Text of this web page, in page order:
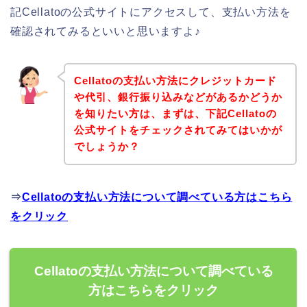
記Cellatoの公式サイトにアクセスして、支払い方法を
確認されてみるといいと思いますよ♪
Cellatoの支払い方法にクレジットカード
や代引、銀行振り込みなどがあるかどうか
を知りたい方は、まずは、下記Cellatoの
公式サイトをチェックされてみてはいかが
でしょうか？
⇒Cellatoの支払い方法について調べている方はこちら
をクリック
Cellatoの支払い方法について調べている
方はこちらをクリック